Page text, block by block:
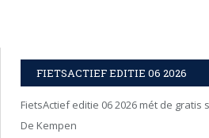
FIETSACTIEF EDITIE 06 2026
FietsActief editie 06 2026 mét de gratis
De Kempen